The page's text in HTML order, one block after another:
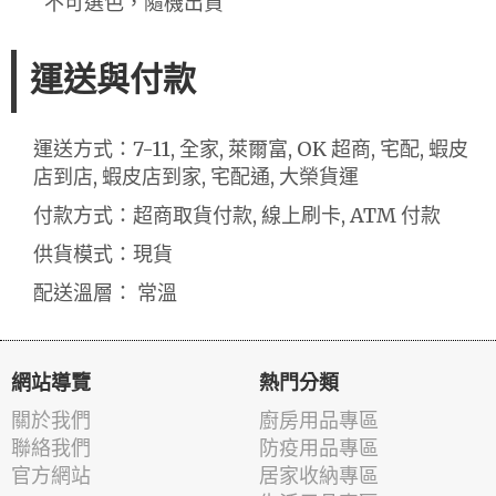
運送與付款
運送方式：7-11, 全家, 萊爾富, OK 超商, 宅配, 蝦皮
店到店, 蝦皮店到家, 宅配通, 大榮貨運
付款方式：超商取貨付款, 線上刷卡, ATM 付款
供貨模式：現貨
配送溫層： 常溫
網站導覽
關於我們
聯絡我們
官方網站
熱門分類
廚房用品專區
防疫用品專區
居家收納專區